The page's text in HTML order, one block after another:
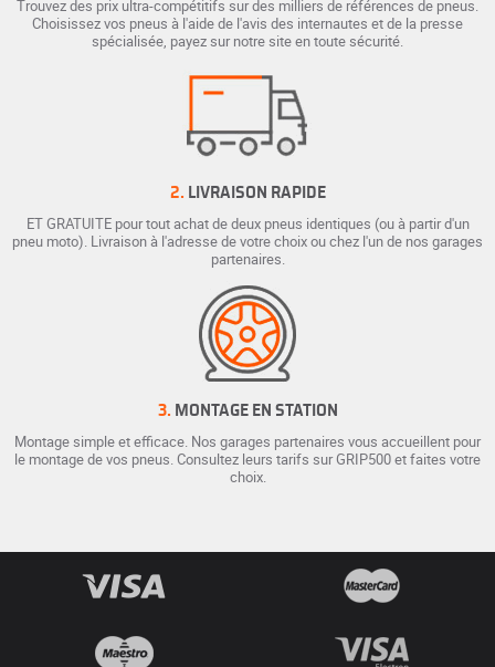
Trouvez des prix ultra-compétitifs sur des milliers de références de pneus.
Choisissez vos pneus à l'aide de l'avis des internautes et de la presse
spécialisée, payez sur notre site en toute sécurité.
2. LIVRAISON RAPIDE
ET GRATUITE pour tout achat de deux pneus identiques (ou à partir d'un
pneu moto). Livraison à l'adresse de votre choix ou chez l'un de nos garages
partenaires.
3. MONTAGE EN STATION
Montage simple et efficace. Nos garages partenaires vous accueillent pour
le montage de vos pneus. Consultez leurs tarifs sur GRIP500 et faites votre
choix.